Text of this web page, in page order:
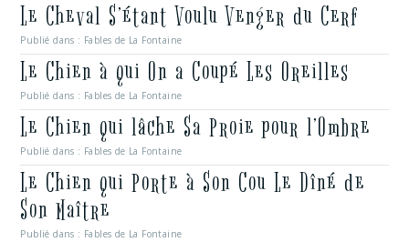
Le Cheval S’étant Voulu Venger du Cerf
Publié dans : Fables de La Fontaine
Le Chien à qui On a Coupé Les Oreilles
Publié dans : Fables de La Fontaine
Le Chien qui lâche Sa Proie pour l’Ombre
Publié dans : Fables de La Fontaine
Le Chien qui Porte à Son Cou Le Dîné de
Son Maître
Publié dans : Fables de La Fontaine